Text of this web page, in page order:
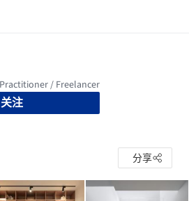
关注
分享